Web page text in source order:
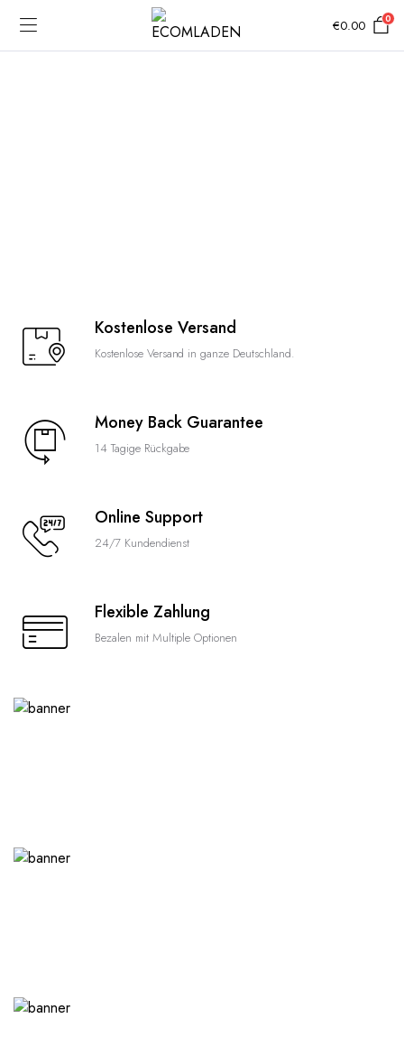
€0.00 0
Kostenlose Versand
Kostenlose Versand in ganze Deutschland.
Money Back Guarantee
14 Tagige Rückgabe
Online Support
24/7 Kundendienst
Flexible Zahlung
Bezalen mit Multiple Optionen